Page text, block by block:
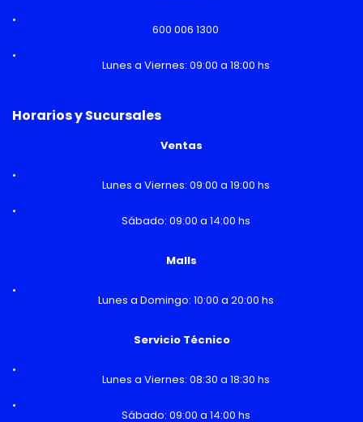
600 006 1300
Lunes a Viernes: 09:00 a 18:00 hs
Horarios y Sucursales
Ventas
Lunes a Viernes: 09:00 a 19:00 hs
Sábado: 09:00 a 14:00 hs
Malls
Lunes a Domingo: 10:00 a 20:00 hs
Servicio Técnico
Lunes a Viernes: 08:30 a 18:30 hs
Sábado: 09:00 a 14:00 hs